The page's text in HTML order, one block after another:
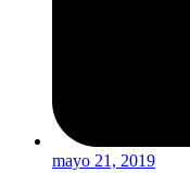
mayo 21, 2019